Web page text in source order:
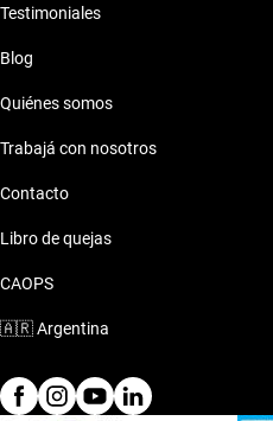
Testimoniales
Blog
Quiénes somos
Trabajá con nosotros
Contacto
Libro de quejas
CAOPS
🇦🇷Argentina